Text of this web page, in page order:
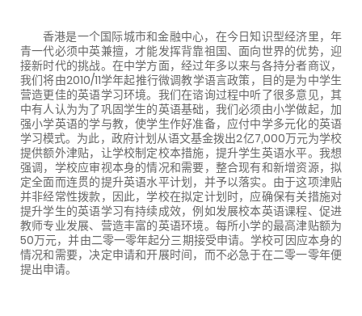
香港是一个国际城市和金融中心，在今日知识型经济里，年
青一代必须中英兼擅，才能发挥背靠祖国、面向世界的优势，迎
接新时代的挑战。在中学方面，经过年多以来与各持分者商议，
我们将由2010/11学年起推行微调教学语言政策，目的是为中学生
营造更佳的英语学习环境。我们在谘询过程中听了很多意见，其
中有人认为为了巩固学生的英语基础，我们必须由小学做起，加
强小学英语的学与教，使学生作好准备，应付中学多元化的英语
学习模式。为此，政府计划从语文基金拨出2亿7,000万元为学校
提供额外津贴，让学校制定校本措施，提升学生英语水平。我想
强调，学校应审视本身的情况和需要，整合现有和新增资源，拟
定全面而连贯的提升英语水平计划，并予以落实。由于这项津贴
并非经常性拨款，因此，学校在拟定计划时，应确保有关措施对
提升学生的英语学习有持续成效，例如发展校本英语课程、促进
教师专业发展、营造丰富的英语环境。每所小学的最高津贴额为
50万元，并由二零一零年起分三期接受申请。学校可因应本身的
情况和需要，决定申请和开展时间，而不必急于在二零一零年便
提出申请。